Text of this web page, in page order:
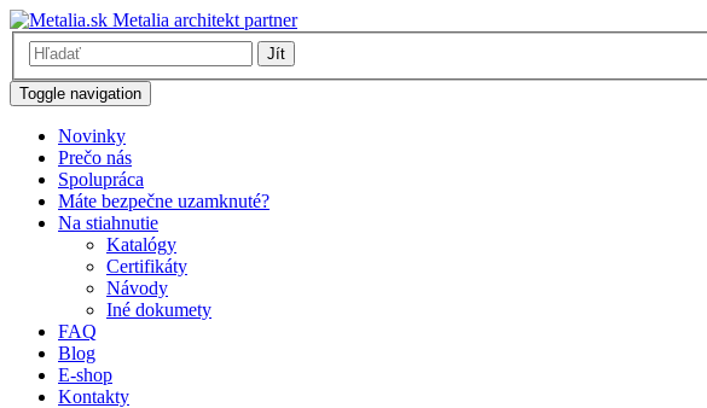
Metalia architekt partner
Jít
Toggle navigation
Novinky
Prečo nás
Spolupráca
Máte bezpečne uzamknuté?
Na stiahnutie
Katalógy
Certifikáty
Návody
Iné dokumety
FAQ
Blog
E-shop
Kontakty